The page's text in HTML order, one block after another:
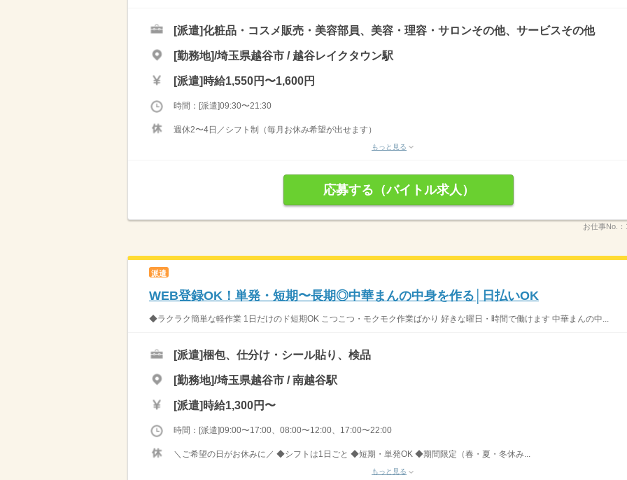
[派遣]化粧品・コスメ販売・美容部員、美容・理容・サロンその他、サービスその他
[勤務地]/埼玉県越谷市 / 越谷レイクタウン駅
[派遣] 時給1,550円〜1,600円
時間：[派遣]09:30〜21:30
週休2〜4日／シフト制（毎月お休み希望が出せます）
もっと見る
応募する（バイトル求人）
お仕事No.：
派遣
WEB登録OK！単発・短期〜長期◎中華まんの中身を作る│日払いOK
◆ラクラク簡単な軽作業 1日だけのド短期OK こつこつ・モクモク作業ばかり 好きな曜日・時間で働けます 中華まんの中...
[派遣]梱包、仕分け・シール貼り、検品
[勤務地]/埼玉県越谷市 / 南越谷駅
[派遣] 時給1,300円〜
時間：[派遣]09:00〜17:00、08:00〜12:00、17:00〜22:00
＼ご希望の日がお休みに／ ◆シフトは1日ごと ◆短期・単発OK ◆期間限定（春・夏・冬休み...
もっと見る